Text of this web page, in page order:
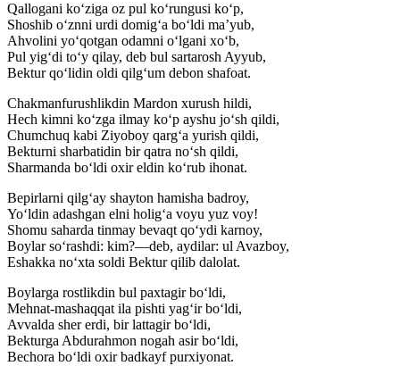
Qallogani ko‘ziga oz pul ko‘rungusi ko‘p,
Shoshib o‘znni urdi domig‘a bo‘ldi ma’yub,
Ahvolini yo‘qotgan odamni o‘lgani xo‘b,
Pul yig‘di to‘y qilay, deb bul sartarosh Ayyub,
Bektur qo‘lidin oldi qilg‘um debon shafoat.
Chakmanfurushlikdin Mardon xurush hildi,
Hech kimni ko‘zga ilmay ko‘p ayshu jo‘sh qildi,
Chumchuq kabi Ziyoboy qarg‘a yurish qildi,
Bekturni sharbatidin bir qatra no‘sh qildi,
Sharmanda bo‘ldi oxir eldin ko‘rub ihonat.
Bepirlarni qilg‘ay shayton hamisha badroy,
Yo‘ldin adashgan elni holig‘a voyu yuz voy!
Shomu saharda tinmay bevaqt qo‘ydi karnoy,
Boylar so‘rashdi: kim?—deb, aydilar: ul Avazboy,
Eshakka no‘xta soldi Bektur qilib dalolat.
Boylarga rostlikdin bul paxtagir bo‘ldi,
Mehnat-mashaqqat ila pishti yag‘ir bo‘ldi,
Avvalda sher erdi, bir lattagir bo‘ldi,
Bekturga Abdurahmon nogah asir bo‘ldi,
Bechora bo‘ldi oxir badkayf purxiyonat.